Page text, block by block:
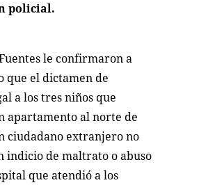
policial.
le confirmaron a
que el dictamen de
a los tres niños que
apartamento al norte de
ciudadano extranjero no
indicio de maltrato o abuso
que atendió a los